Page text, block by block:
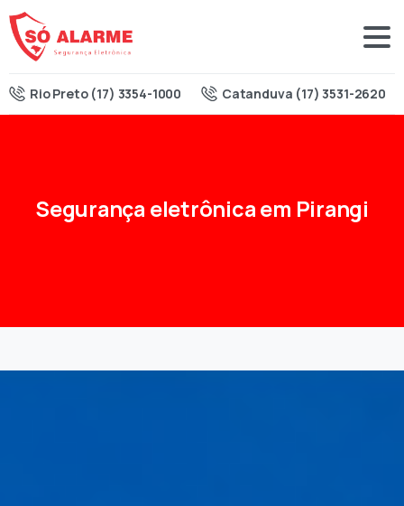
Rio Preto (17) 3354-1000 Catanduva (17) 3531-2620
Segurança eletrônicaem Pirangi